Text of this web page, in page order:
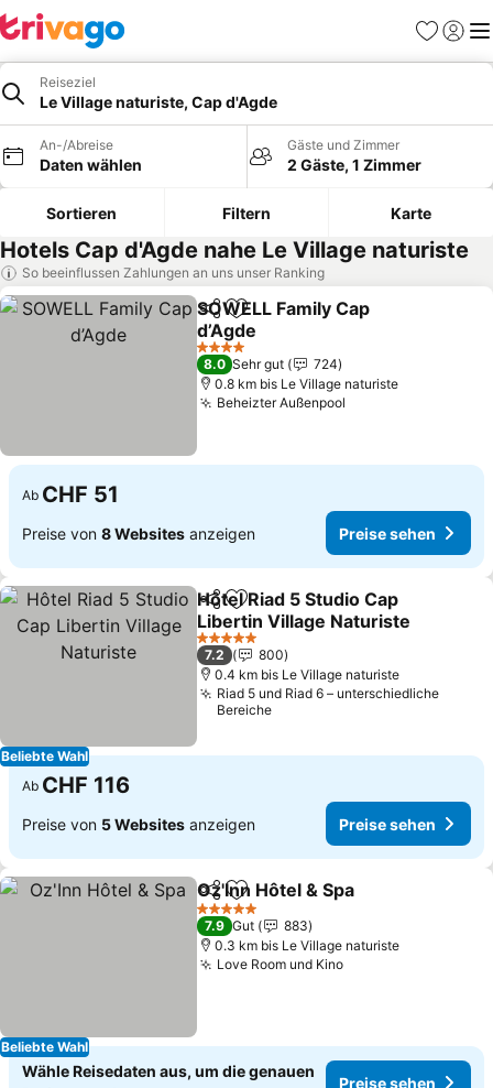
Favoriten
Reiseziel
Le Village naturiste, Cap d'Agde
An-/Abreise
Daten wählen
Gäste und Zimmer
2 Gäste, 1 Zimmer
Sortieren Filtern Karte
Hotels Cap d'Agde nahe Le Village naturiste
So beeinflussen Zahlungen an uns unser Ranking
TeilenZu Favoriten hinzufügen
SOWELL Family Cap
d’Agde
4 Sterne
8.0 Sehr gut
724
0.8 km bis Le Village naturiste
Beheizter Außenpool
Ab CHF 51
Preise von 8 Websites anzeigen Preise sehen
Beliebte Wahl
TeilenZu Favoriten hinzufügen
Hôtel Riad 5 Studio Cap
Libertin Village Naturiste
5 Sterne
7.2
800
0.4 km bis Le Village naturiste
Riad 5 und Riad 6 – unterschiedliche
Bereiche
Ab CHF 116
Preise von 5 Websites anzeigen Preise sehen
Beliebte Wahl
TeilenZu Favoriten hinzufügen
Oz'Inn Hôtel & Spa
5 Sterne
7.9 Gut
883
0.3 km bis Le Village naturiste
Love Room und Kino
Wähle Reisedaten aus, um die genauen
Preise sehen